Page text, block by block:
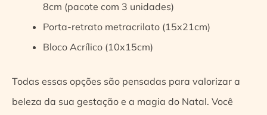
8cm (pacote com 3 unidades)
Porta-retrato metracrilato (15x21cm)
Bloco Acrílico (10x15cm)
Todas essas opções são pensadas para valorizar a
beleza da sua gestação e a magia do Natal. Você